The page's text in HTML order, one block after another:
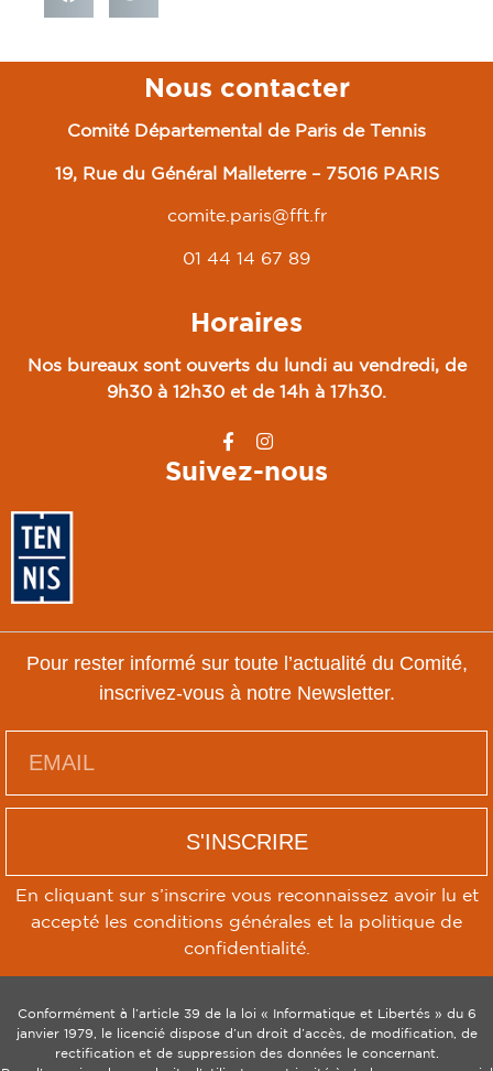
Nous contacter
Comité Départemental de Paris de Tennis
19, Rue du Général Malleterre – 75016 PARIS
comite.paris@fft.fr
01 44 14 67 89
Horaires
Nos bureaux sont ouverts du lundi au vendredi, de
9h30 à 12h30 et de 14h à 17h30.
Suivez-nous
Pour rester informé sur toute l’actualité du Comité,
inscrivez-vous à notre Newsletter.
S'INSCRIRE
En cliquant sur s’inscrire vous reconnaissez avoir lu et
accepté les conditions générales et la politique de
confidentialité.
Conformément à l’article 39 de la loi « Informatique et Libertés » du 6
janvier 1979, le licencié dispose d’un droit d’accès, de modification, de
rectification et de suppression des données le concernant.